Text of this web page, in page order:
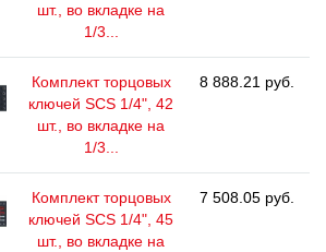
шт., во вкладке на
1/3...
Комплект торцовых
ключей SCS 1/4", 42
шт., во вкладке на
1/3...
8 888.21 руб.
Комплект торцовых
ключей SCS 1/4", 45
шт., во вкладке на
7 508.05 руб.